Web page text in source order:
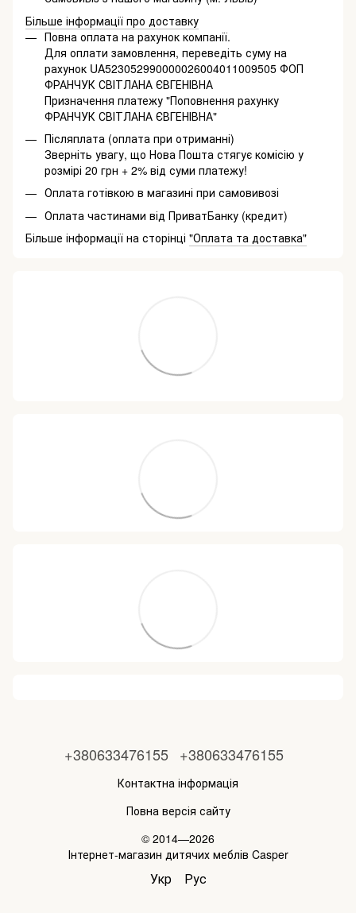
Більше інформації про доставку
Повна оплата на рахунок компанії.
Для оплати замовлення, переведіть суму на
рахунок UA523052990000026004011009505 ФОП
ФРАНЧУК СВІТЛАНА ЄВГЕНІВНА
Призначення платежу "Поповнення рахунку
ФРАНЧУК СВІТЛАНА ЄВГЕНІВНА"
Післяплата (оплата при отриманні)
Зверніть увагу, що Нова Пошта стягує комісію у
розмірі 20 грн + 2% від суми платежу!
Оплата готівкою в магазині при самовивозі
Оплата частинами від ПриватБанку (кредит)
Більше інформації на сторінці "Оплата та доставка"
+380633476155 +380633476155
Контактна інформація
Повна версія сайту
© 2014—2026
Інтернет-магазин дитячих меблів Casper
Укр Рус